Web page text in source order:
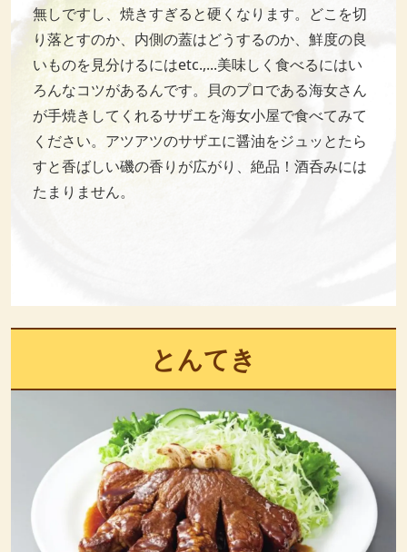
無しですし、焼きすぎると硬くなります。どこを切
り落とすのか、内側の蓋はどうするのか、鮮度の良
いものを見分けるにはetc.,...美味しく食べるにはい
ろんなコツがあるんです。貝のプロである海女さん
が手焼きしてくれるサザエを海女小屋で食べてみて
ください。アツアツのサザエに醤油をジュッとたら
すと香ばしい磯の香りが広がり、絶品！酒呑みには
たまりません。
とんてき